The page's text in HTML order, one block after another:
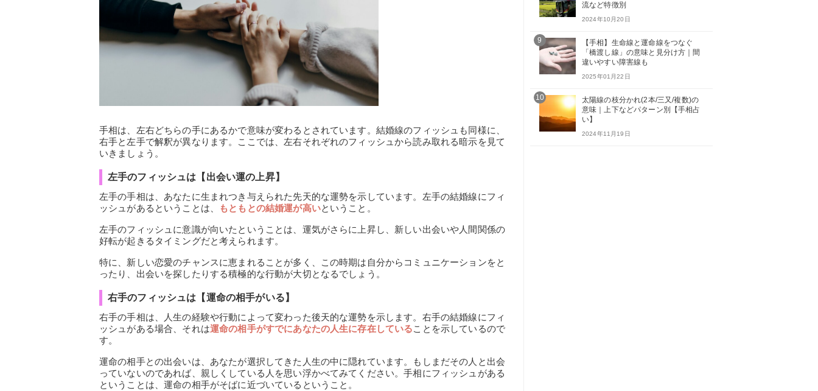
手相は、左右どちらの手にあるかで意味が変わるとされています。結婚線のフィッシュも同様に、
右手と左手で解釈が異なります。ここでは、左右それぞれのフィッシュから読み取れる暗示を見て
いきましょう。
左手のフィッシュは【出会い運の上昇】
左手の手相は、あなたに生まれつき与えられた先天的な運勢を示しています。左手の結婚線にフィ
ッシュがあるということは、
もともとの結婚運が高いということ。
左手のフィッシュに意識が向いたということは、運気がさらに上昇し、新しい出会いや人間関係の
好転が起きるタイミングだと考えられます。
特に、新しい恋愛のチャンスに恵まれることが多く、この時期は自分からコミュニケーションをと
ったり、出会いを探したりする積極的な行動が大切となるでしょう。
右手のフィッシュは【運命の相手がいる】
右手の手相は、人生の経験や行動によって変わった後天的な運勢を示します。右手の結婚線にフィ
ッシュがある場合、それは運命の相手がすでにあなたの人生に存在していることを示しているので
す。
運命の相手との出会いは、あなたが選択してきた人生の中に隠れています。もしまだその人と出会
っていないのであれば、親しくしている人を思い浮かべてみてください。手相にフィッシュがある
ということは、運命の相手がそばに近づいているということ。
流など特徴別
2024年10月20日
9
【手相】生命線と運命線をつなぐ
「橋渡し線」の意味と見分け方｜間
違いやすい障害線も
2025年01月22日
10
太陽線の枝分かれ(2本/三又/複数)の
意味｜上下などパターン別【手相占
い】
2024年11月19日